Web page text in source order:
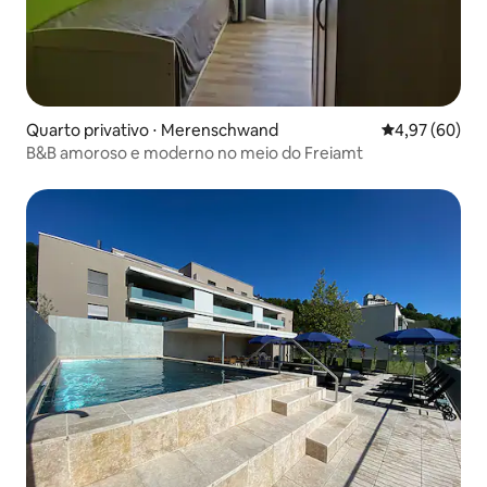
Quarto privativo ⋅ Merenschwand 4,97 de uma
4,97 (60)
B&B amoroso e moderno no meio do Freiamt